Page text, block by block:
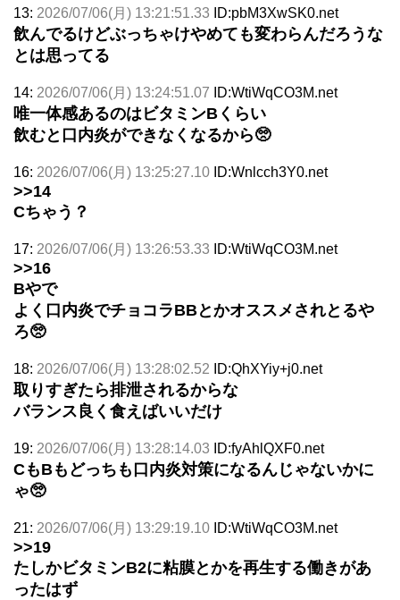
13: 2026/07/06(月) 13:21:51.33 ID:pbM3XwSK0.net
飲んでるけどぶっちゃけやめても変わらんだろうな
とは思ってる
14: 2026/07/06(月) 13:24:51.07 ID:WtiWqCO3M.net
唯一体感あるのはビタミンBくらい
飲むと口内炎ができなくなるから🥺
16: 2026/07/06(月) 13:25:27.10 ID:Wnlcch3Y0.net
>>14
Cちゃう？
17: 2026/07/06(月) 13:26:53.33 ID:WtiWqCO3M.net
>>16
Bやで
よく口内炎でチョコラBBとかオススメされとるや
ろ🥺
18: 2026/07/06(月) 13:28:02.52 ID:QhXYiy+j0.net
取りすぎたら排泄されるからな
バランス良く食えばいいだけ
19: 2026/07/06(月) 13:28:14.03 ID:fyAhlQXF0.net
CもBもどっちも口内炎対策になるんじゃないかに
ゃ🥺
21: 2026/07/06(月) 13:29:19.10 ID:WtiWqCO3M.net
>>19
たしかビタミンB2に粘膜とかを再生する働きがあ
ったはず